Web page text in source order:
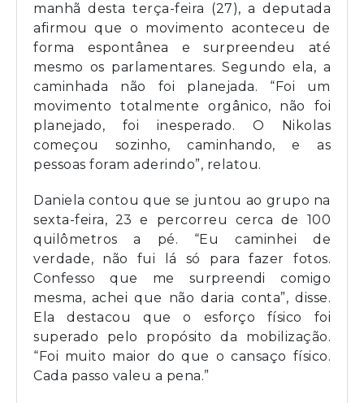
manhã desta terça-feira (27), a deputada
afirmou que o movimento aconteceu de
forma espontânea e surpreendeu até
mesmo os parlamentares. Segundo ela, a
caminhada não foi planejada. “Foi um
movimento totalmente orgânico, não foi
planejado, foi inesperado. O Nikolas
começou sozinho, caminhando, e as
pessoas foram aderindo”, relatou.
Daniela contou que se juntou ao grupo na
sexta-feira, 23 e percorreu cerca de 100
quilômetros a pé. “Eu caminhei de
verdade, não fui lá só para fazer fotos.
Confesso que me surpreendi comigo
mesma, achei que não daria conta”, disse.
Ela destacou que o esforço físico foi
superado pelo propósito da mobilização.
“Foi muito maior do que o cansaço físico.
Cada passo valeu a pena.”